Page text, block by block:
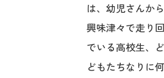
は、幼児さんか
興味津々で走り
でいる高校生、
どもたちなりに